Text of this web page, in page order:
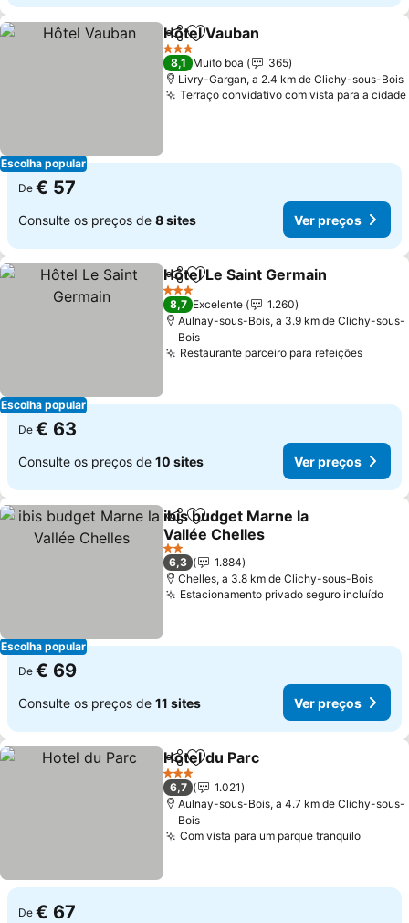
Escolha popular
PartilharAdicionar aos favoritos
Hôtel Vauban
3 Estrelas
8,1 Muito boa
365
Livry-Gargan, a 2.4 km de Clichy-sous-Bois
Terraço convidativo com vista para a cidade
De € 57
Consulte os preços de 8 sites Ver preços
Escolha popular
PartilharAdicionar aos favoritos
Hôtel Le Saint Germain
3 Estrelas
8,7 Excelente
1.260
Aulnay-sous-Bois, a 3.9 km de Clichy-sous-
Bois
Restaurante parceiro para refeições
De € 63
Consulte os preços de 10 sites Ver preços
Escolha popular
PartilharAdicionar aos favoritos
ibis budget Marne la
Vallée Chelles
2 Estrelas
6,3
1.884
Chelles, a 3.8 km de Clichy-sous-Bois
Estacionamento privado seguro incluído
De € 69
Consulte os preços de 11 sites Ver preços
PartilharAdicionar aos favoritos
Hotel du Parc
3 Estrelas
6,7
1.021
Aulnay-sous-Bois, a 4.7 km de Clichy-sous-
Bois
Com vista para um parque tranquilo
De € 67